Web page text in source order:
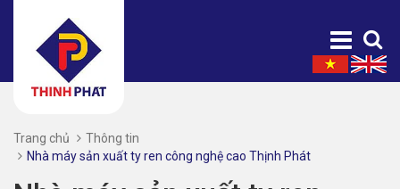
Trang chủ
Thông tin
Nhà máy sản xuất ty ren công nghệ cao Thịnh Phát